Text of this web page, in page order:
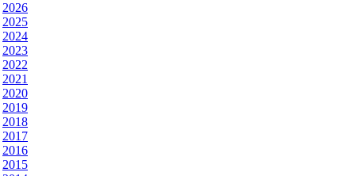
2026
2025
2024
2023
2022
2021
2020
2019
2018
2017
2016
2015